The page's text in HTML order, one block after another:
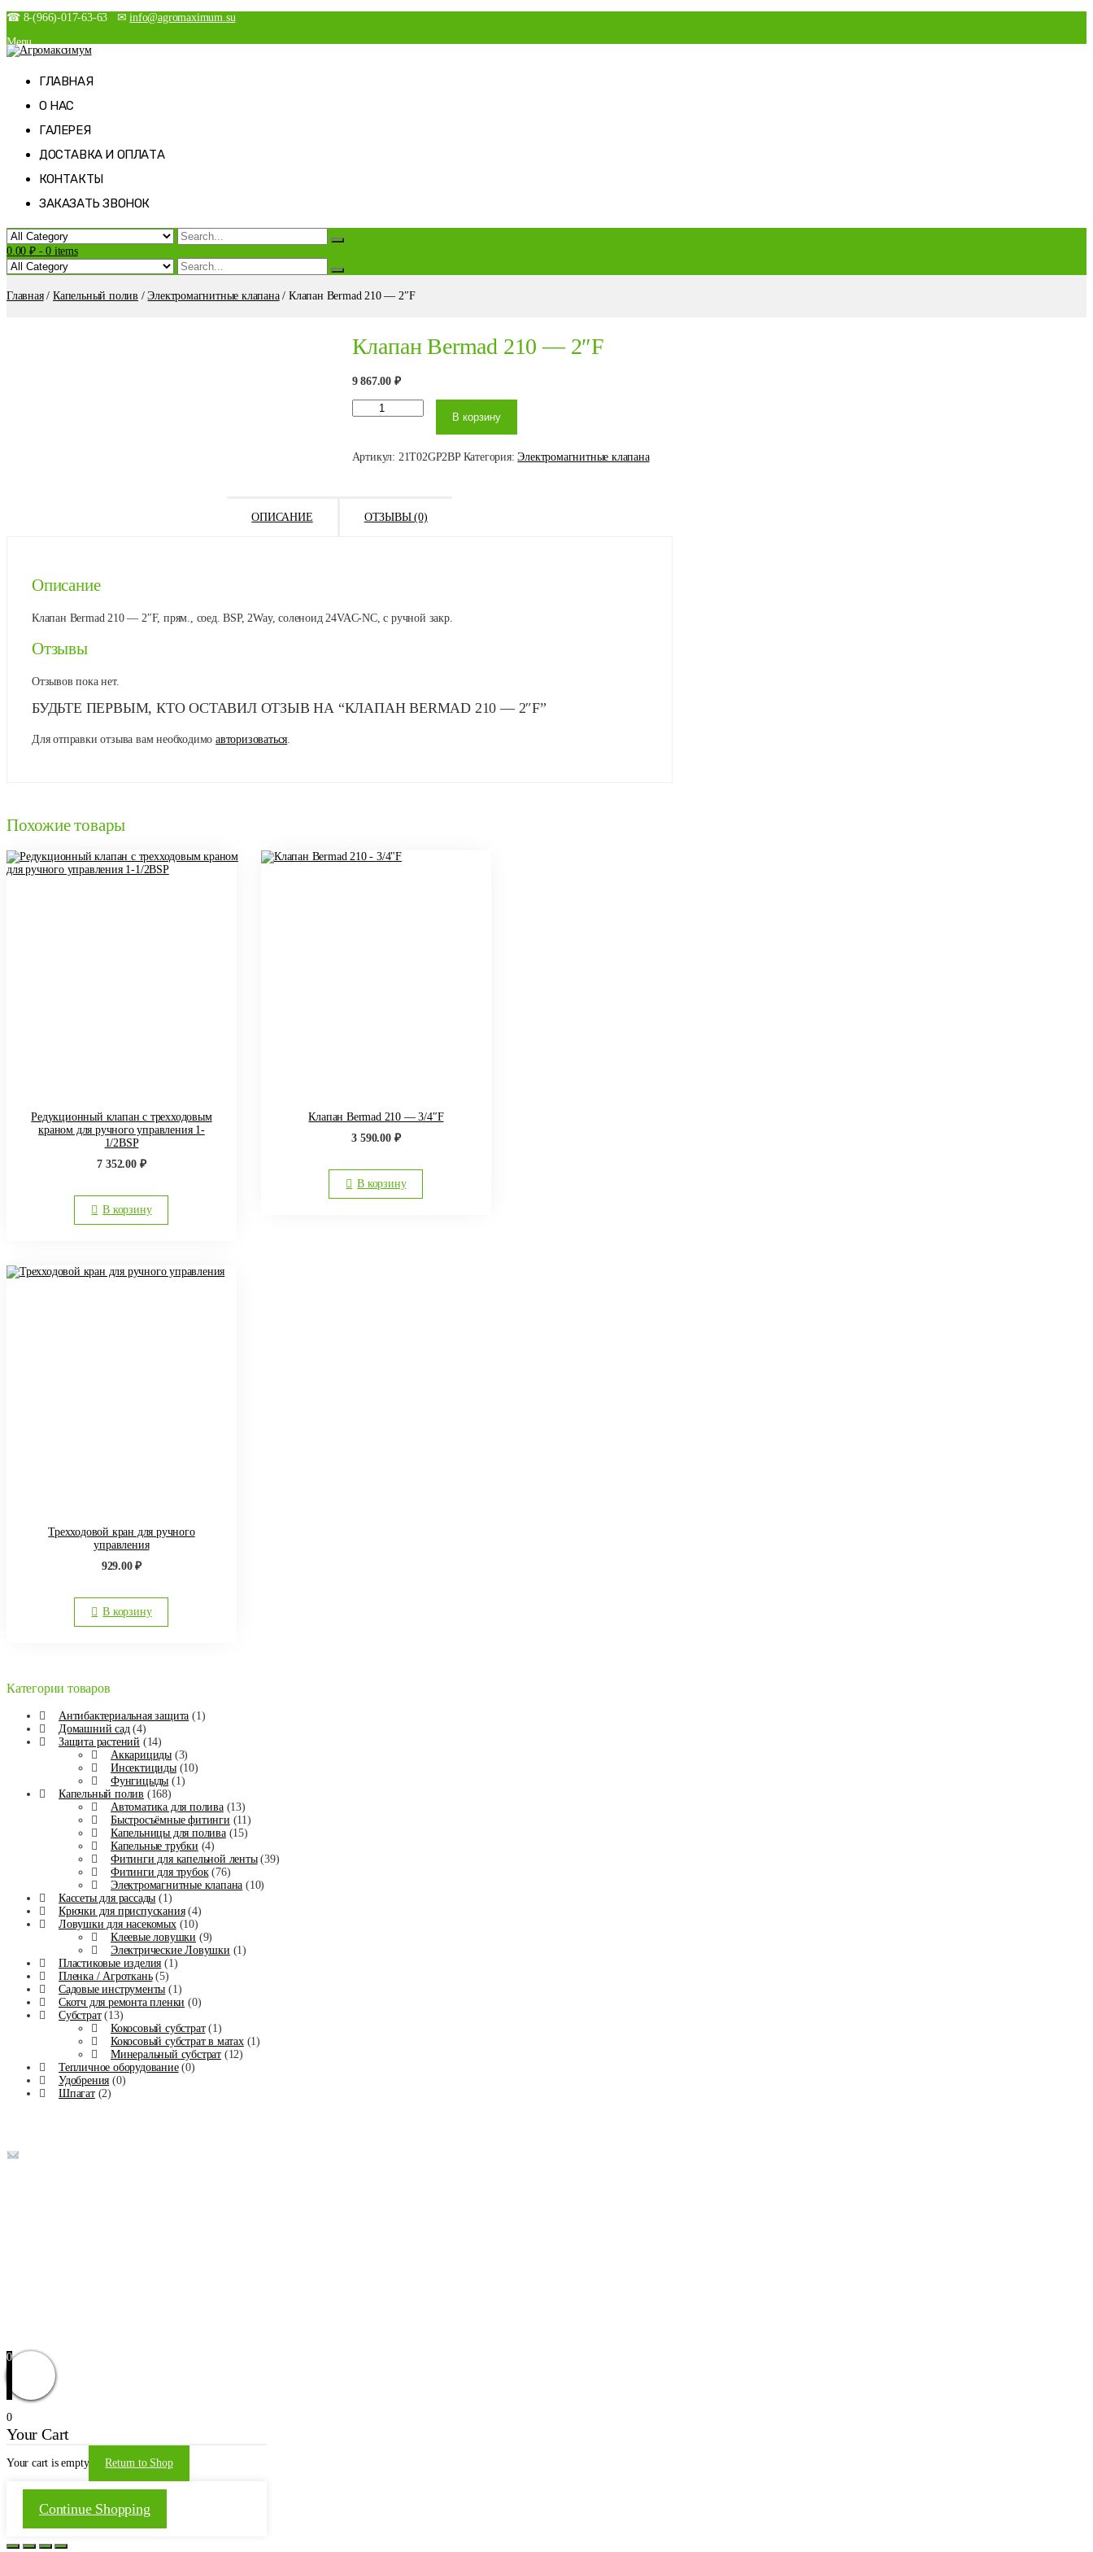
Skip
content
☎ 8-(966)-017-63-63 ✉info@agromaximum.su
Menu
Магазин
Оформление заказа
Список желаний
Агромаксимум
Агрономия на максималках
ГЛАВНАЯ
О НАС
ГАЛЕРЕЯ
ДОСТАВКА И ОПЛАТА
КОНТАКТЫ
ЗАКАЗАТЬ ЗВОНОК
0.00 ₽-0 items
Главная/Капельный полив /Электромагнитные клапана/ Клапан Bermad 210 — 2″F
Клапан Bermad 210 — 2″F
9 867.00 ₽
Количество
товара
- 2"F
В корзину
Артикул: 21Т02GP2BP Категория:Электромагнитные клапана
ОПИСАНИЕ ОТЗЫВЫ (0)
Описание
Клапан Bermad 210 — 2″F, прям., соед. BSP, 2Way, соленоид 24VAC-NC, с ручной закр.
Отзывы
Отзывов пока нет.
БУДЬТЕ ПЕРВЫМ, КТО ОСТАВИЛ ОТЗЫВ НА “КЛАПАН BERMAD 210 — 2″F”
Для отправки отзыва вам необходимоавторизоваться.
Похожие товары
Редукционный клапан с трехходовым
краном для ручного управления 1-
1/2BSP
7 352.00 ₽
В корзину
Клапан Bermad 210 — 3/4″F
3 590.00 ₽
В корзину
Трехходовой кран для ручного
управления
929.00₽
В корзину
Категории товаров
Антибактериальная защита (1)
Домашний сад (4)
Защита растений (14)
Аккарициды (3)
Инсектициды (10)
Фунгицыды (1)
Капельный полив (168)
Автоматика для полива (13)
Быстросъёмные фитинги (11)
Капельницы для полива (15)
Капельные трубки (4)
Фитинги для капельной ленты (39)
Фитинги для трубок (76)
Электромагнитные клапана (10)
Кассеты для рассады (1)
Крючки для приспускания (4)
Ловушки для насекомых (10)
Клеевые ловушки (9)
Электрические Ловушки (1)
Пластиковые изделия (1)
Пленка / Агроткань (5)
Садовые инструменты (1)
Скотч для ремонта пленки (0)
Субстрат (13)
Кокосовый субстрат (1)
Кокосовый субстрат в матах (1)
Минеральный субстрат (12)
Тепличное оборудование (0)
Удобрения (0)
Шпагат (2)
0
0
Your Cart
Your cart is empty Return to Shop
Continue Shopping